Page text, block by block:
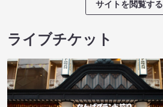
サイトを閲覧する
ライブチケット